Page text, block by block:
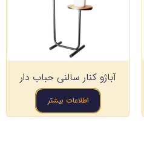
آباژو کنار سالنی حباب دار
اطلاعات بیشتر